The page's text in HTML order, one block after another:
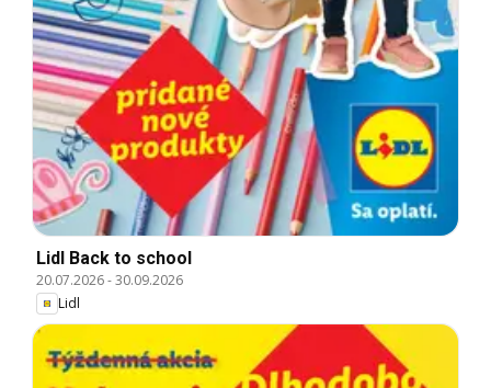
Lidl Back to school
20.07.2026-30.09.2026
Lidl